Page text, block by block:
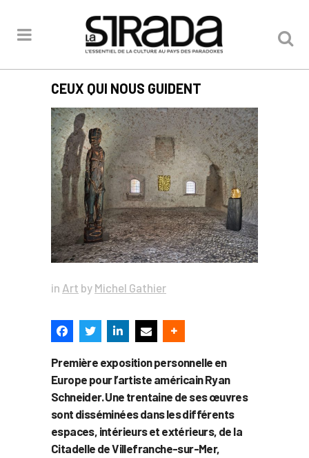
CEUX QUI NOUS GUIDENT
in Art by Michel Gathier
Première exposition personnelle en
Europe pour l’artiste américain Ryan
Schneider. Une trentaine de ses œuvres
sont disséminées dans les différents
espaces, intérieurs et extérieurs, de la
Citadelle de Villefranche-sur-Mer,